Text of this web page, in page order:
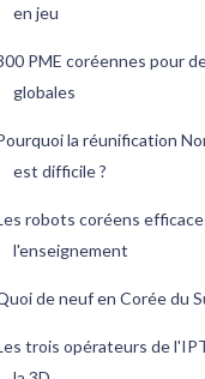
en jeu
PME coréennes pour
globales
la réunification
est difficile ?
robots coréens
l'enseignement
de neuf en Corée du
trois opérateurs de